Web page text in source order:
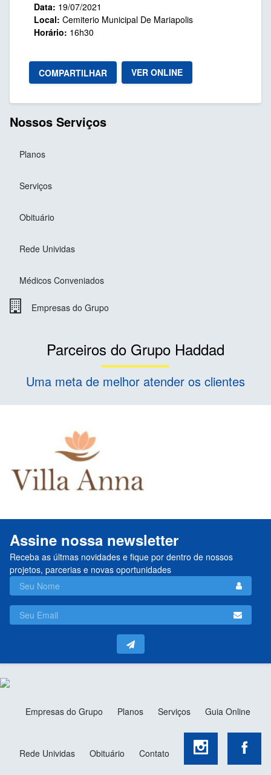
Data: 19/07/2021
Local: Cemiterio Municipal De Mariapolis
Horário: 16h30
COMPARTILHAR VER ONLINE
Nossos Serviços
Planos
Serviços
Obituário
Rede Unividas
Médicos Conveniados
Empresas do Grupo
Parceiros do Grupo Haddad
Uma meta de melhor atender os clientes
Assine nossa newsletter
Receba as últmas novidades e fique por dentro de nossos
projetos, parcerias e novas oportunidades
Empresas do Grupo Planos Serviços Guia Online
Rede Unividas Obituário Contato